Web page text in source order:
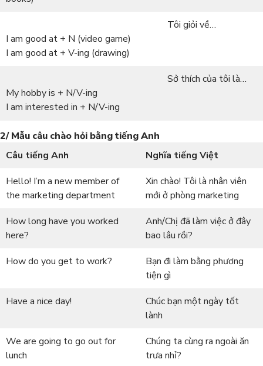
I am good at + N (video game)
I am good at + V-ing (drawing)
Tôi giỏi về…
My hobby is + N/V-ing
I am interested in + N/V-ing
Sở thích của tôi là…
2/ Mẫu câu chào hỏi bằng tiếng Anh
Câu tiếng Anh
Nghĩa tiếng Việt
Hello! I’m a new member of
the marketing department
Xin chào! Tôi là nhân viên
mới ở phòng marketing
How long have you worked
here?
Anh/Chị đã làm việc ở đây
bao lâu rồi?
How do you get to work?
Bạn đi làm bằng phương
tiện gì
Have a nice day!
Chúc bạn một ngày tốt
lành
We are going to go out for
lunch
Chúng ta cùng ra ngoài ăn
trưa nhỉ?